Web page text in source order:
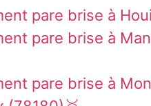
pare brise à
pare brise à
pare brise à